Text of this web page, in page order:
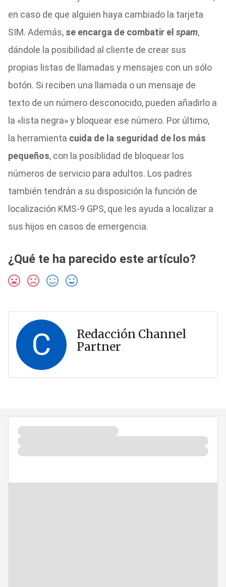
en caso de que alguien haya cambiado la tarjeta
SIM. Además, se encarga de combatir el spam,
dándole la posibilidad al cliente de crear sus
propias listas de llamadas y mensajes con un sólo
botón. Si reciben una llamada o un mensaje de
texto de un número desconocido, pueden añadirlo a
la «lista negra» y bloquear ese número. Por último,
la herramienta cuida de la seguridad de los más
pequeños, con la posiblidad de bloquear los
números de servicio para adultos. Los padres
también tendrán a su disposición la función de
localización KMS-9 GPS, que les ayuda a localizar a
sus hijos en casos de emergencia.
¿Qué te ha parecido este artículo?
C
Redacción Channel
Partner